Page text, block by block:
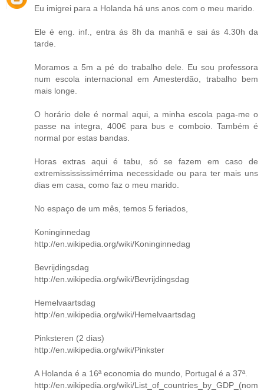
Eu imigrei para a Holanda há uns anos com o meu marido.
Ele é eng. inf., entra ás 8h da manhã e sai ás 4.30h da
tarde.
Moramos a 5m a pé do trabalho dele. Eu sou professora
num escola internacional em Amesterdão, trabalho bem
mais longe.
O horário dele é normal aqui, a minha escola paga-me o
passe na integra, 400€ para bus e comboio. Também é
normal por estas bandas.
Horas extras aqui é tabu, só se fazem em caso de
extremissississimérrima necessidade ou para ter mais uns
dias em casa, como faz o meu marido.
No espaço de um mês, temos 5 feriados,
Koninginnedag
http://en.wikipedia.org/wiki/Koninginnedag
Bevrijdingsdag
http://en.wikipedia.org/wiki/Bevrijdingsdag
Hemelvaartsdag
http://en.wikipedia.org/wiki/Hemelvaartsdag
Pinksteren (2 dias)
http://en.wikipedia.org/wiki/Pinkster
A Holanda é a 16ª economia do mundo, Portugal é a 37ª.
http://en.wikipedia.org/wiki/List_of_countries_by_GDP_(nom